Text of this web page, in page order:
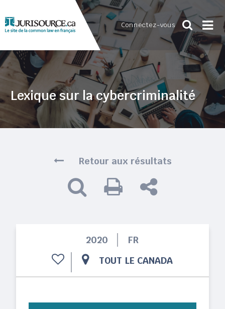
Connectez-vous
Lexique sur la cybercriminalité
Retour aux résultats
2020
FR
TOUT LE CANADA